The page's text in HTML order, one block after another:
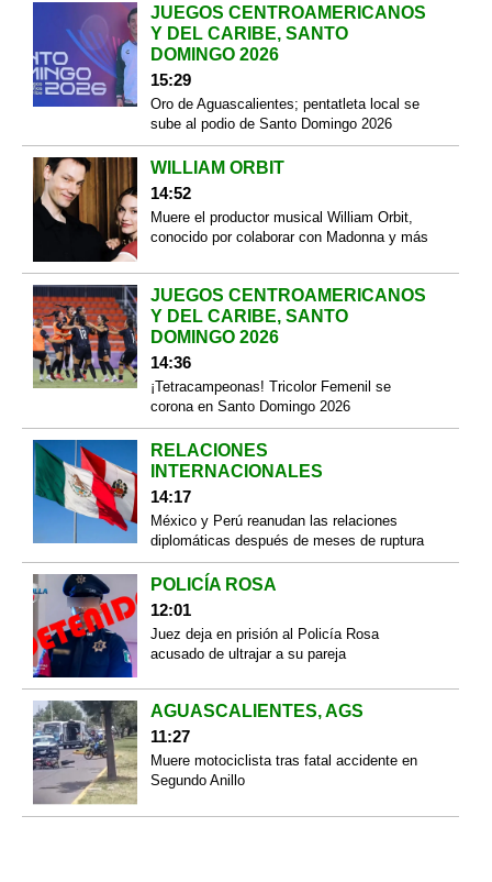
JUEGOS CENTROAMERICANOS
Y DEL CARIBE, SANTO
DOMINGO 2026
15:29
Oro de Aguascalientes; pentatleta local se
sube al podio de Santo Domingo 2026
WILLIAM ORBIT
14:52
Muere el productor musical William Orbit,
conocido por colaborar con Madonna y más
JUEGOS CENTROAMERICANOS
Y DEL CARIBE, SANTO
DOMINGO 2026
14:36
¡Tetracampeonas! Tricolor Femenil se
corona en Santo Domingo 2026
RELACIONES
INTERNACIONALES
14:17
México y Perú reanudan las relaciones
diplomáticas después de meses de ruptura
POLICÍA ROSA
12:01
Juez deja en prisión al Policía Rosa
acusado de ultrajar a su pareja
AGUASCALIENTES, AGS
11:27
Muere motociclista tras fatal accidente en
Segundo Anillo